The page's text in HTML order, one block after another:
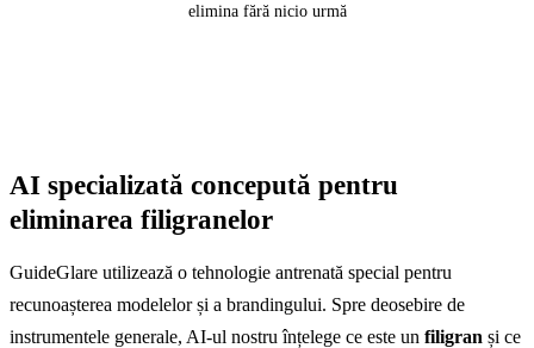
elimina fără nicio urmă
AI specializată concepută pentru
eliminarea filigranelor
GuideGlare utilizează o tehnologie antrenată special pentru
recunoașterea modelelor și a brandingului. Spre deosebire de
instrumentele generale, AI-ul nostru înțelege ce este un filigran și ce